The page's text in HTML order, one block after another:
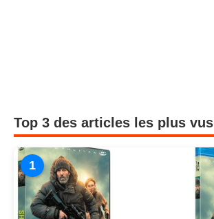
Top 3 des articles les plus vus
1